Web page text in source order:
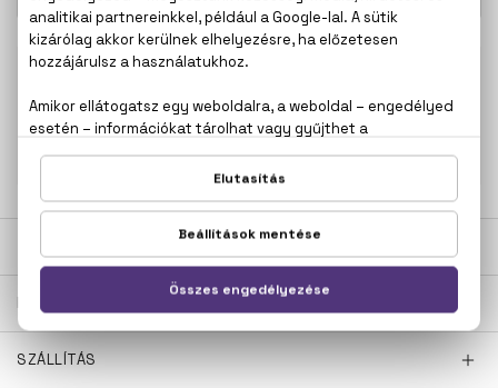
Kérdésed van, elakadtál? Hívd ügyfélszolgálatunkat:
20 267 5125
SZÁLLÍTÁS